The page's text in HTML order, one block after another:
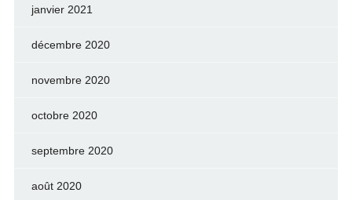
janvier 2021
décembre 2020
novembre 2020
octobre 2020
septembre 2020
août 2020